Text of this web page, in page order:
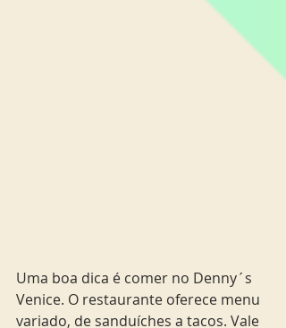
Uma boa dica é comer no Denny´s
Venice. O restaurante oferece menu
variado, de sanduíches a tacos. Vale